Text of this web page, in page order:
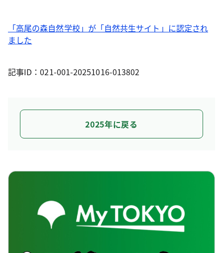
「高尾の森自然学校」が「自然共生サイト」に認定され
ました
記事ID：021-001-20251016-013802
2025年に戻る